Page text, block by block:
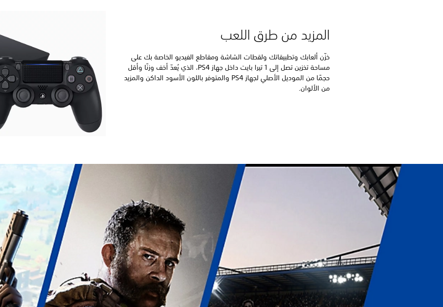
المزيد من طرق اللعب
خزّن ألعابك وتطبيقاتك ولقطات الشاشة ومقاطع الفيديو الخاصة بك على
مساحة تخزين تصل إلى 1 تيرا بايت داخل جهاز PS4، الذي يُعدّ أخف وزنًا وأقل
حجمًا من الموديل الأصلي لجهاز PS4 والمتوفر باللون الأسود الداكن والمزيد
من الألوان.